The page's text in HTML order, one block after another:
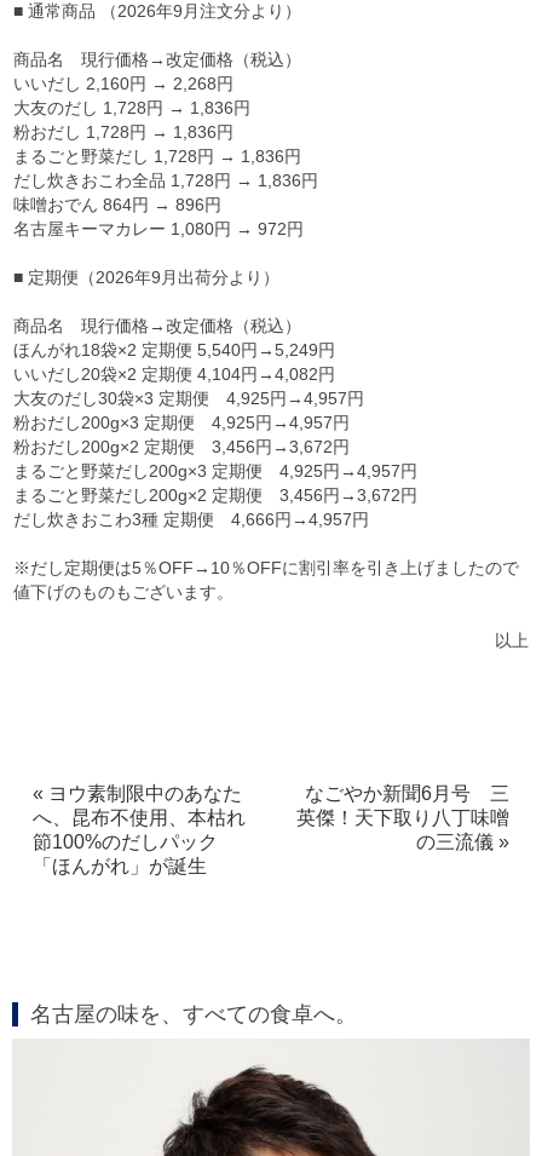
■ 通常商品 （2026年9月注文分より）
商品名 現行価格→改定価格（税込）
いいだし 2,160円 → 2,268円
大友のだし 1,728円 → 1,836円
粉おだし 1,728円 → 1,836円
まるごと野菜だし 1,728円 → 1,836円
だし炊きおこわ全品 1,728円 → 1,836円
味噌おでん 864円 → 896円
名古屋キーマカレー 1,080円 → 972円
■ 定期便（2026年9月出荷分より）
商品名 現行価格→改定価格（税込）
ほんがれ18袋×2 定期便 5,540円→5,249円
いいだし20袋×2 定期便 4,104円→4,082円
大友のだし30袋×3 定期便 4,925円→4,957円
粉おだし200g×3 定期便 4,925円→4,957円
粉おだし200g×2 定期便 3,456円→3,672円
まるごと野菜だし200g×3 定期便 4,925円→4,957円
まるごと野菜だし200g×2 定期便 3,456円→3,672円
だし炊きおこわ3種 定期便 4,666円→4,957円
※だし定期便は5％OFF→10％OFFに割引率を引き上げましたので
値下げのものもございます。
以上
« ヨウ素制限中のあなた
へ、昆布不使用、本枯れ
節100%のだしパック
「ほんがれ」が誕生
なごやか新聞6月号 三
英傑！天下取り八丁味噌
の三流儀 »
名古屋の味を、すべての食卓へ。